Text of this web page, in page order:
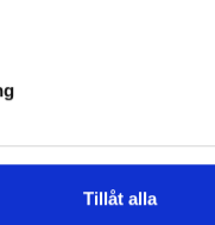
Tillåt alla